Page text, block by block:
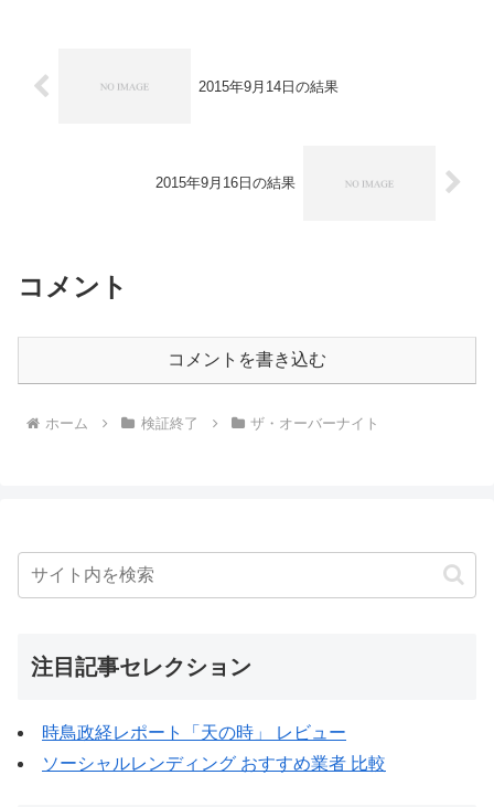
2015年9月14日の結果
2015年9月16日の結果
コメント
コメントを書き込む
ホーム 検証終了 ザ・オーバーナイト
注目記事セレクション
時鳥政経レポート「天の時」 レビュー
ソーシャルレンディング おすすめ業者 比較